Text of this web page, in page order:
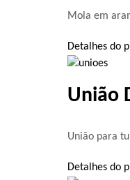
Mola em
Detalhes do
União
União para
Detalhes do